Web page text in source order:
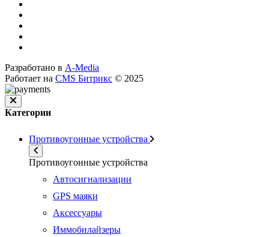
Разработано в A-Media
Работает на CMS Битрикс © 2025
Категории
Противоугонные устройства
Противоугонные устройства
Автосигнализации
GPS маяки
Аксессуары
Иммобилайзеры